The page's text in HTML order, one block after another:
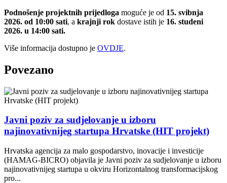
Podnošenje projektnih prijedloga moguće je od 15. svibnja
2026. od 10:00 sati, a krajnji rok dostave istih je 16. studeni
2026. u 14:00 sati.
Više informacija dostupno je OVDJE.
Povezano
Javni poziv za sudjelovanje u izboru
najinovativnijeg startupa Hrvatske (HIT projekt)
Hrvatska agencija za malo gospodarstvo, inovacije i investicije
(HAMAG-BICRO) objavila je Javni poziv za sudjelovanje u izboru
najinovativnijeg startupa u okviru Horizontalnog transformacijskog
pro...